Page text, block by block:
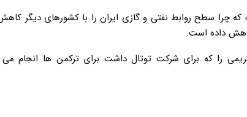
چرا سطح روابط نفتی و گازی ایران را با کشورهای دیگر
داده است.
را که برای شرکت توتال داشت برای ترکمن ها انجام می